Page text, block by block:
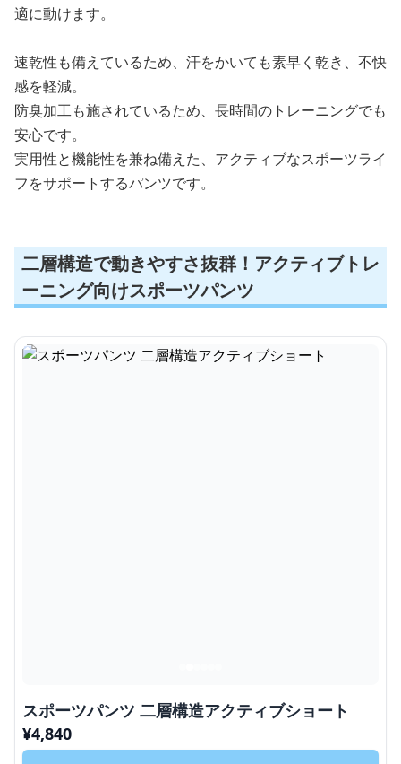
適に動けます。
速乾性も備えているため、汗をかいても素早く乾き、不快
感を軽減。
防臭加工も施されているため、長時間のトレーニングでも
安心です。
実用性と機能性を兼ね備えた、アクティブなスポーツライ
フをサポートするパンツです。
二層構造で動きやすさ抜群！アクティブトレ
ーニング向けスポーツパンツ
スポーツパンツ 二層構造アクティブショート
¥4,840